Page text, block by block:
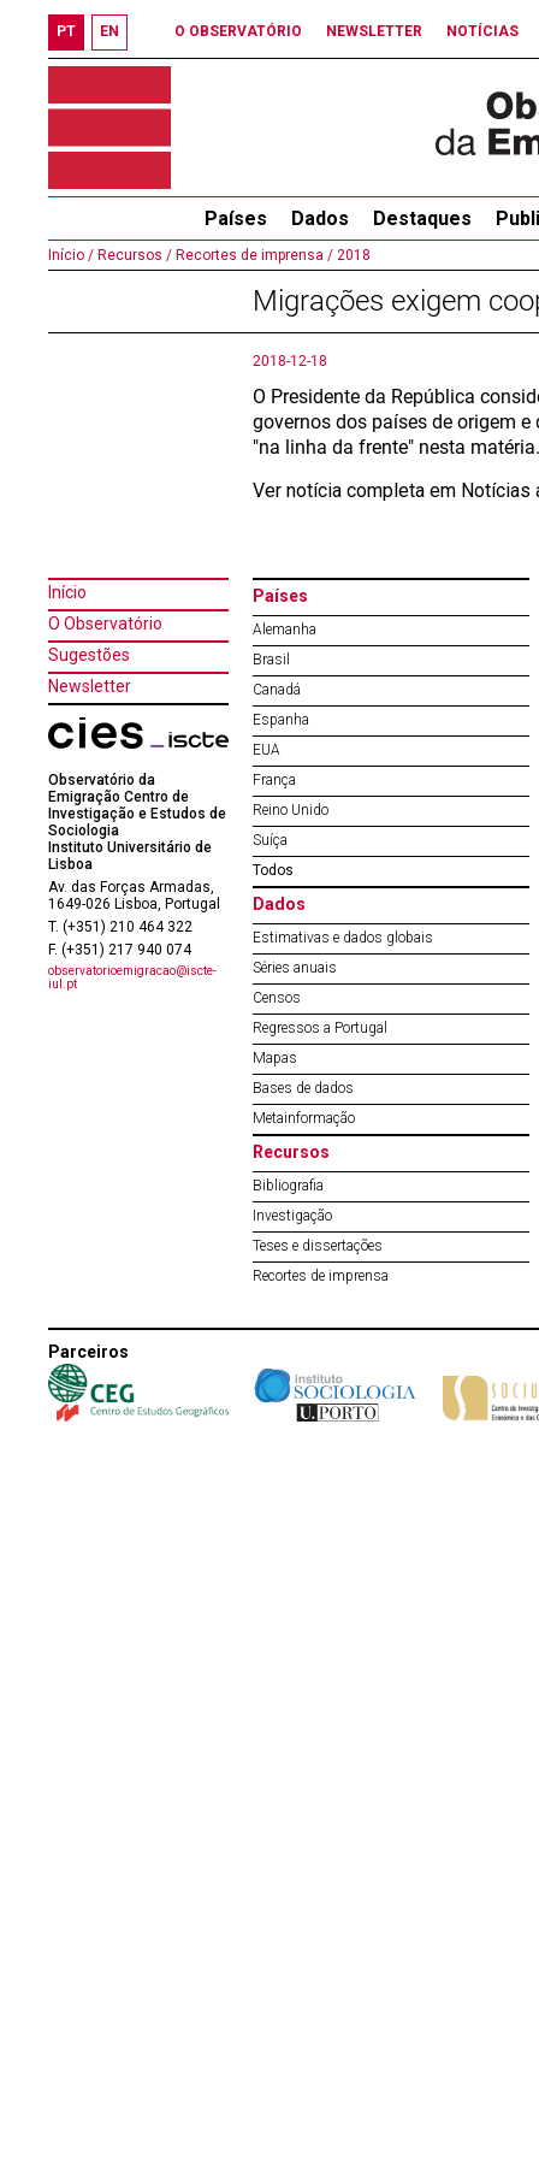
PT EN O OBSERVATÓRIO NEWSLETTER NOTÍCIAS
Países Dados Destaques
Início / Recursos / Recortes de imprensa / 2018
Migrações exigem
2018-12-18
O Presidente da República
governos dos países de origem
"na linha da frente" nesta
Ver notícia completa em Notícias
Início
O Observatório
Sugestões
Newsletter
Observatório da
Emigração Centro de
Investigação e Estudos de
Sociologia
Instituto Universitário de
Lisboa
Av. das Forças Armadas,
1649-026 Lisboa, Portugal
T. (+351) 210 464 322
F. (+351) 217 940 074
observatorioemigracao@iscte-
iul.pt
Países
Alemanha
Brasil
Canadá
Espanha
EUA
França
Reino Unido
Suíça
Todos
Dados
Estimativas e dados globais
Séries anuais
Censos
Regressos a Portugal
Mapas
Bases de dados
Metainformação
Recursos
Bibliografia
Investigação
Teses e dissertações
Recortes de imprensa
Parceiros